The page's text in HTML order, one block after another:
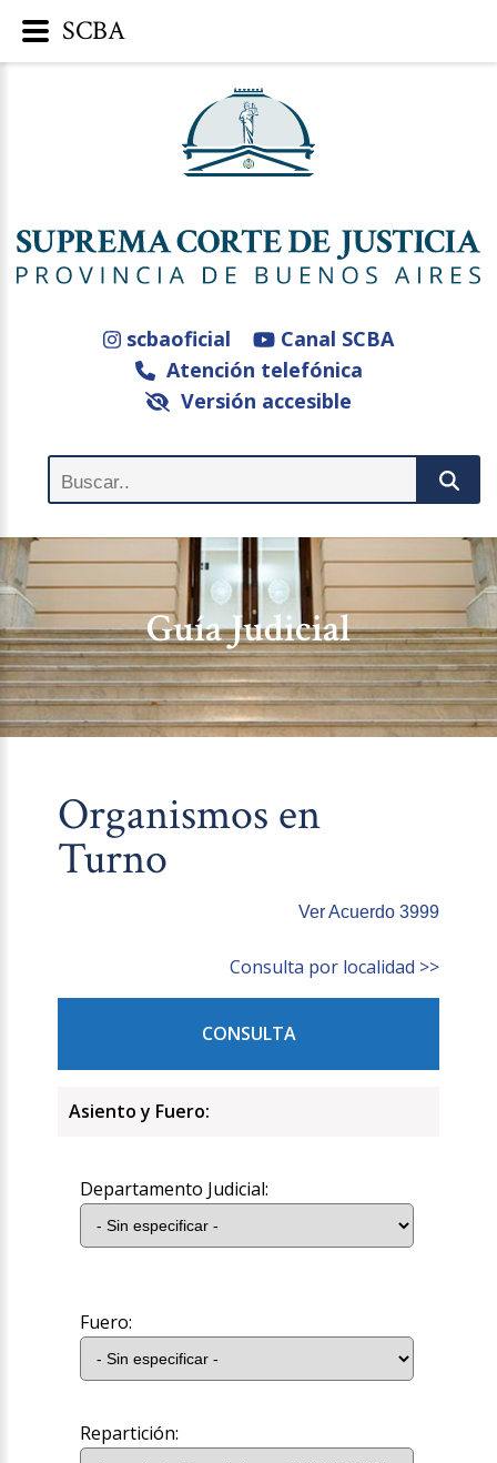
scbaoficial
Canal SCBA
Atención telefónica
Versión accesible
Guía Judicial
Organismos en
Turno
Ver Acuerdo 3999
Consulta por localidad >>
CONSULTA
Asiento y Fuero:
Departamento Judicial:
Fuero:
Repartición:
SCBA